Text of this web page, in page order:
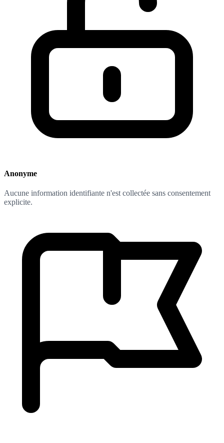
Anonyme
Aucune information identifiante n'est collectée sans consentement
explicite.